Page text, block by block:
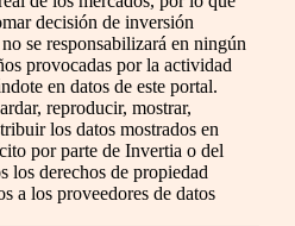
decisión de inversión
se responsabilizará en ningún
provocadas por la actividad
en datos de este portal.
reproducir, mostrar,
los datos mostrados en
por parte de Invertia o del
los derechos de propiedad
a los proveedores de datos